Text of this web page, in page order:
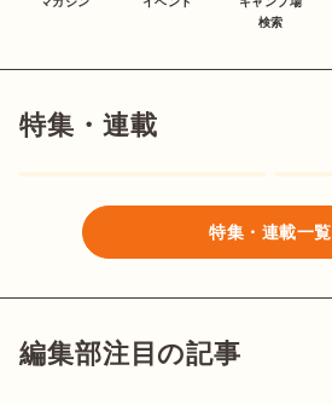
検索
特集・連載
特集・連載一覧
編集部注目の記事